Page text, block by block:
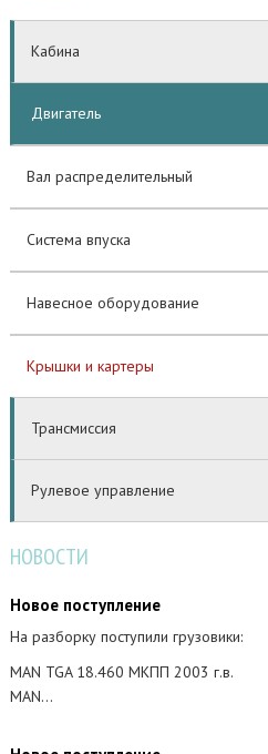
Кабина
Двигатель
Вал распределительный
Система впуска
Навесное оборудование
Крышки и картеры
Трансмиссия
Рулевое управление
НОВОСТИ
Новое поступление
На разборку поступили грузовики:
MAN TGA 18.460 МКПП 2003 г.в.
MAN…